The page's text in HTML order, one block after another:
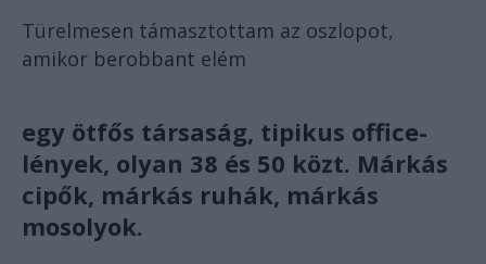
Türelmesen támasztottam az oszlopot,
amikor berobbant elém
egy ötfős társaság, tipikus office-
lények, olyan 38 és 50 közt. Márkás
cipők, márkás ruhák, márkás
mosolyok.